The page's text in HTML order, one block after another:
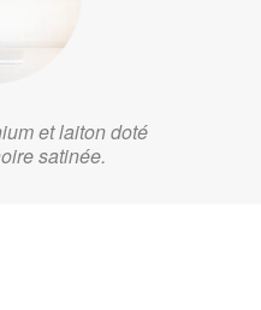
et laiton doté
satinée.